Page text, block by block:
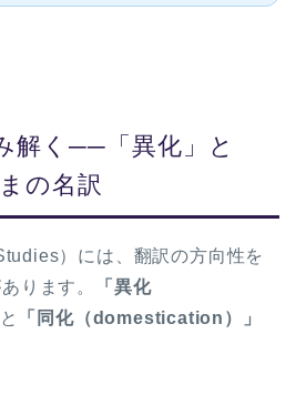
解く──「異化」と
の名訳
）には、翻訳の方向性を
ります。
「異化
と
「同化（domestication）」